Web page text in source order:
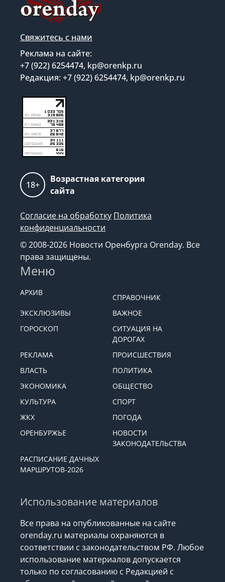
Свяжитесь с нами
Реклама на сайте:
+7 (922) 6254474, kp@orenkp.ru
Редакция: +7 (922) 6254474, kp@orenkp.ru
18+
Возрастная категория
сайта
Согласие на обработку Политика
конфиденциальности
© 2008-2026 Новости Оренбурга Orenday. Все
права защищены.
Меню
АРХИВ
СПРАВОЧНИК
ЭКСКЛЮЗИВЫ
ВАЖНОЕ
ГОРОСКОП
СИТУАЦИЯ НА
ДОРОГАХ
РЕКЛАМА
ПРОИСШЕСТВИЯ
ВЛАСТЬ
ПОЛИТИКА
ЭКОНОМИКА
ОБЩЕСТВО
КУЛЬТУРА
СПОРТ
ЖКХ
ПОГОДА
ОРЕНБУРЖЬЕ
НОВОСТИ
ЗАКОНОДАТЕЛЬСТВА
РАСПИСАНИЕ ДАЧНЫХ
МАРШРУТОВ-2026
Использование материалов
Все права на опубликованные на сайте
orenday.ru материалы охраняются в
соответствии с законодательством РФ. Любое
использование материалов допускается
только по согласованию с Редакцией с